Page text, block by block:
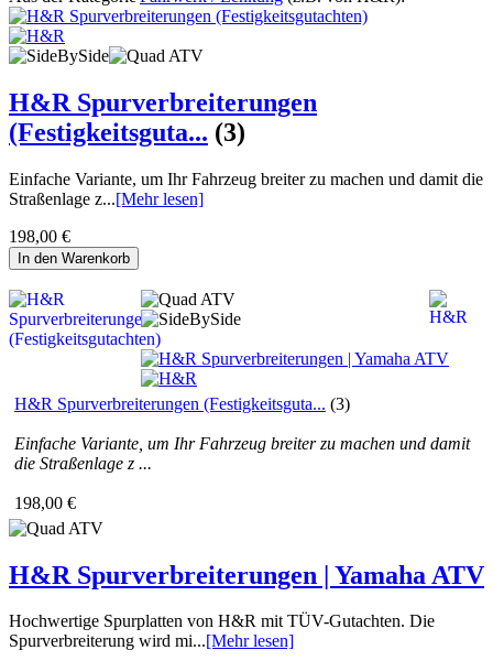
H&R Spurverbreiterungen
(Festigkeitsguta... (3)
Einfache Variante, um Ihr Fahrzeug breiter zu machen und damit die
Straßenlage z...[Mehr lesen]
198,00 €
In den Warenkorb
H&R Spurverbreiterungen (Festigkeitsguta... (3)
Einfache Variante, um Ihr Fahrzeug breiter zu machen und damit
die Straßenlage z ...
198,00 €
H&R Spurverbreiterungen | Yamaha ATV
Hochwertige Spurplatten von H&R mit TÜV-Gutachten. Die
Spurverbreiterung wird mi...[Mehr lesen]